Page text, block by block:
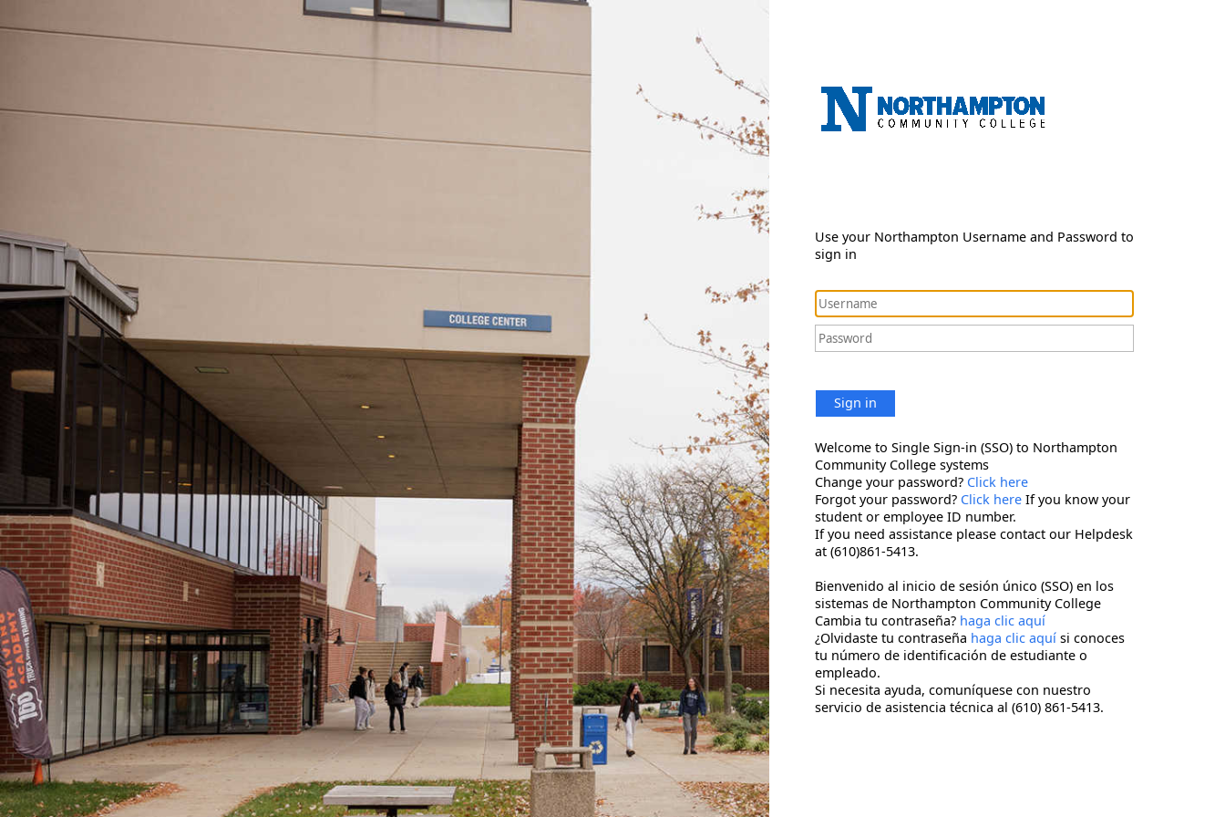
Use your Northampton Username and Password to
sign in
Sign in
Welcome to Single Sign-in (SSO) to Northampton
Community College systems
Change your password? Click here
Forgot your password? Click here If you know your
student or employee ID number.
If you need assistance please contact our Helpdesk
at (610)861-5413.
Bienvenido al inicio de sesión único (SSO) en los
sistemas de Northampton Community College
Cambia tu contraseña? haga clic aquí
¿Olvidaste tu contraseña haga clic aquí si conoces
tu número de identificación de estudiante o
empleado.
Si necesita ayuda, comuníquese con nuestro
servicio de asistencia técnica al (610) 861-5413.